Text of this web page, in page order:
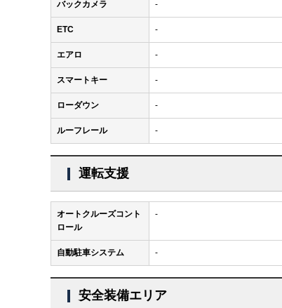
バックカメラ -
ETC -
エアロ -
スマートキー -
ローダウン -
ルーフレール -
運転支援
オートクルーズコント
ロール
-
自動駐車システム -
安全装備エリア